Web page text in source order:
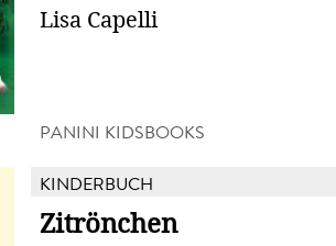
Lisa Capelli
PANINI KIDSBOOKS
KINDERBUCH
Zitrönchen